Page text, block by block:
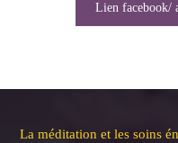
Lien facebook/
La méditation et les soins